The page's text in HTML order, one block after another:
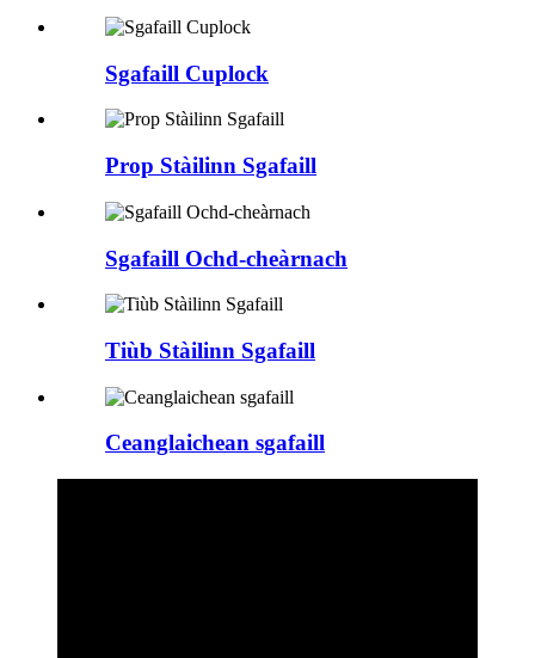
Sgafaill Cuplock
Prop Stàilinn Sgafaill
Sgafaill Ochd-cheàrnach
Tiùb Stàilinn Sgafaill
Ceanglaichean sgafaill